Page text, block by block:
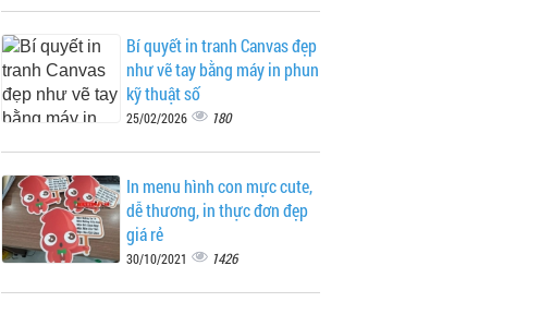
Bí quyết in tranh Canvas đẹp
như vẽ tay bằng máy in phun
kỹ thuật số
25/02/2026 180
In menu hình con mực cute,
dễ thương, in thực đơn đẹp
giá rẻ
30/10/2021 1426